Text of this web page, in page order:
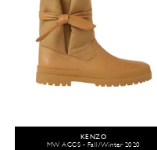
KENZO
MW ACCS - Fall/Winter 2020